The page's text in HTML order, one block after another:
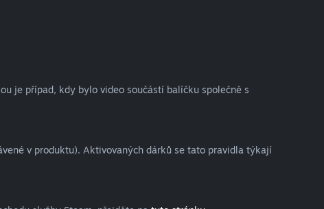
je případ, kdy bylo video součástí balíčku společně s
v produktu). Aktivovaných dárků se tato pravidla týkají